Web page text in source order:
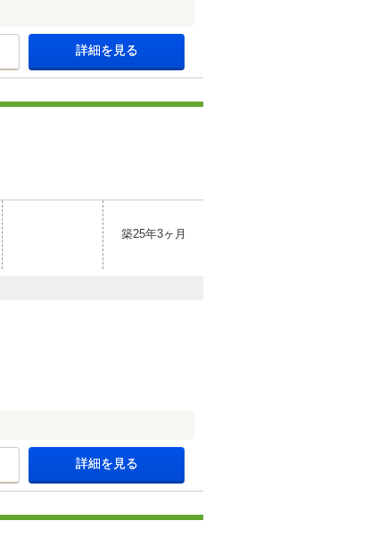
詳細を見る
築25年3ヶ月
詳細を見る